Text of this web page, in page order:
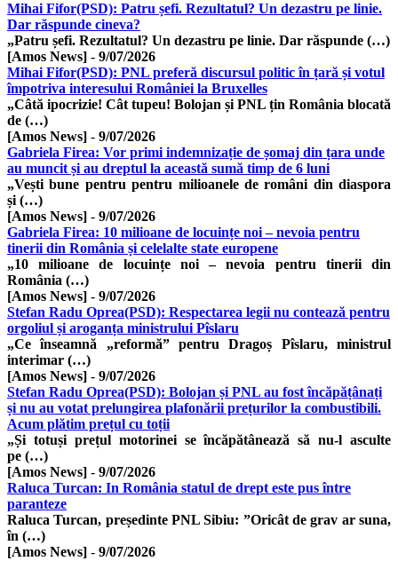
Mihai Fifor(PSD): Patru șefi. Rezultatul? Un dezastru pe linie.
Dar răspunde cineva?
„Patru șefi. Rezultatul? Un dezastru pe linie. Dar răspunde (…)
[Amos News] - 9/07/2026
Mihai Fifor(PSD): PNL preferă discursul politic în țară și votul
împotriva interesului României la Bruxelles
„Câtă ipocrizie! Cât tupeu! Bolojan și PNL țin România blocată
de (…)
[Amos News] - 9/07/2026
Gabriela Firea: Vor primi indemnizație de șomaj din țara unde
au muncit și au dreptul la această sumă timp de 6 luni
„Vești bune pentru pentru milioanele de români din diaspora
și (…)
[Amos News] - 9/07/2026
Gabriela Firea: 10 milioane de locuințe noi – nevoia pentru
tinerii din România și celelalte state europene
„10 milioane de locuințe noi – nevoia pentru tinerii din
România (…)
[Amos News] - 9/07/2026
Stefan Radu Oprea(PSD): Respectarea legii nu contează pentru
orgoliul și aroganța ministrului Pîslaru
„Ce înseamnă „reformă” pentru Dragoș Pîslaru, ministrul
interimar (…)
[Amos News] - 9/07/2026
Stefan Radu Oprea(PSD): Bolojan și PNL au fost încăpățânați
și nu au votat prelungirea plafonării prețurilor la combustibili.
Acum plătim prețul cu toții
„Și totuși prețul motorinei se încăpătânează să nu-l asculte
pe (…)
[Amos News] - 9/07/2026
Raluca Turcan: In România statul de drept este pus între
paranteze
Raluca Turcan, președinte PNL Sibiu: ”Oricât de grav ar suna,
în (…)
[Amos News] - 9/07/2026